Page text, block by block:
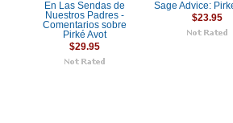
En Las Sendas de
Nuestros Padres -
Comentarios sobre
Pirké Avot
$29.95
Sage Advice:
$23.95